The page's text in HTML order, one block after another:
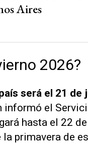
Aires
2026?
será el 21 de
informó el
hasta el 22
primavera de